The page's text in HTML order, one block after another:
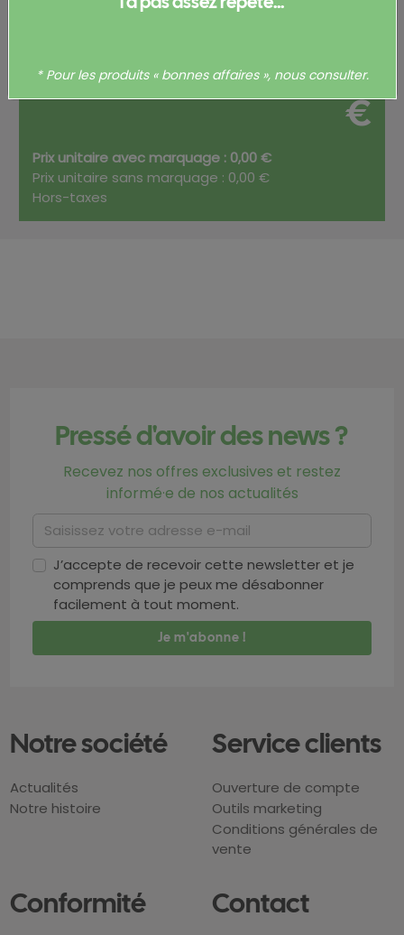
Total
0,00
€
Prix unitaire avec marquage : 0,00 €
Prix unitaire sans marquage : 0,00 €
Hors-taxes
Pressé d'avoir des news ?
Recevez nos offres exclusives et restez
informé·e de nos actualités
J’accepte de recevoir cette newsletter et je
comprends que je peux me désabonner
facilement à tout moment.
Notre société
Actualités
Notre histoire
Service clients
Ouverture de compte
Outils marketing
Conditions générales de
vente
Conformité Contact
* Pour les produits « bonnes affaires », nous consulter.